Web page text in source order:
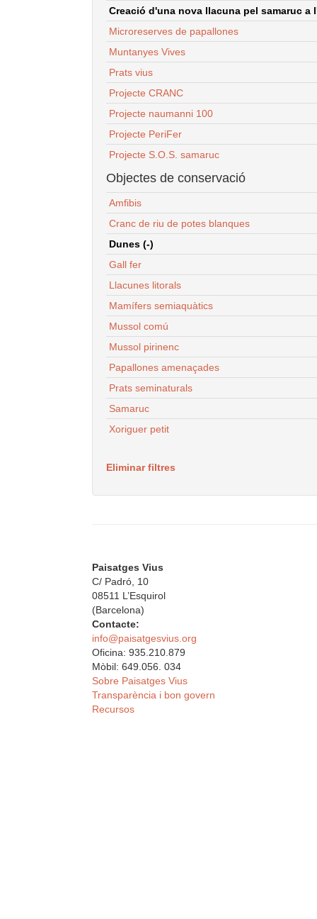
Creació d'una nova llacuna pel samaruc a
Microreserves de papallones
Muntanyes Vives
Prats vius
Projecte CRANC
Projecte naumanni 100
Projecte PeriFer
Projecte S.O.S. samaruc
Objectes de conservació
Amfibis
Cranc de riu de potes blanques
Dunes (-)
Gall fer
Llacunes litorals
Mamífers semiaquàtics
Mussol comú
Mussol pirinenc
Papallones amenaçades
Prats seminaturals
Samaruc
Xoriguer petit
Eliminar filtres
Paisatges Vius
C/ Padró, 10
08511 L’Esquirol
(Barcelona)
Contacte:
info@paisatgesvius.org
Oficina: 935.210.879
Mòbil: 649.056. 034
Sobre Paisatges Vius
Transparència i bon govern
Recursos